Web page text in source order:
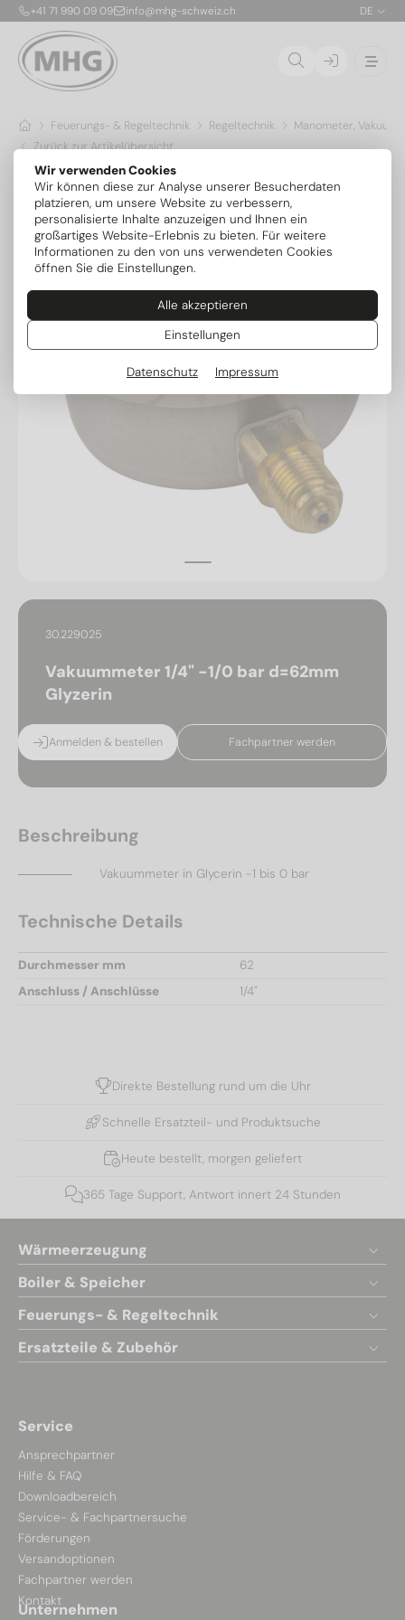
Wir verwenden Cookies
Wir können diese zur Analyse unserer Besucherdaten
platzieren, um unsere Website zu verbessern,
personalisierte Inhalte anzuzeigen und Ihnen ein
großartiges Website-Erlebnis zu bieten. Für weitere
Informationen zu den von uns verwendeten Cookies
öffnen Sie die Einstellungen.
Alle akzeptieren
Einstellungen
Datenschutz Impressum
+41 71 990 09 09 info@mhg-schweiz.ch DE
Feuerungs- & Regeltechnik Regeltechnik
Manometer,
Zurück zur Artikelübersicht
30.229025
Vakuummeter 1/4" -1/0 bar d=62mm
Glyzerin
Anmelden & bestellen Fachpartner werden
Beschreibung
Vakuummeter in Glycerin -1 bis 0 bar
Technische Details
Durchmesser mm
62
Anschluss / Anschlüsse
1/4"
Direkte Bestellung rund um die Uhr
Schnelle Ersatzteil- und Produktsuche
Heute bestellt, morgen geliefert
365 Tage Support, Antwort innert 24 Stunden
Wärmeerzeugung
Boiler & Speicher
Feuerungs- & Regeltechnik
Ersatzteile & Zubehör
Service
Ansprechpartner
Hilfe & FAQ
Downloadbereich
Service- & Fachpartnersuche
Förderungen
Versandoptionen
Fachpartner werden
Kontakt
Unternehmen